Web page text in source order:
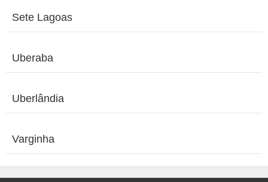
Sete Lagoas
Uberaba
Uberlândia
Varginha